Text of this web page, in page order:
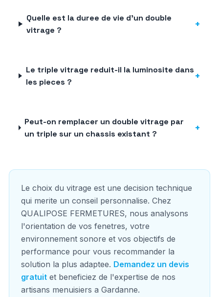
Quelle est la duree de vie d'un double
vitrage ?
+
Le triple vitrage reduit-il la luminosite dans
les pieces ?
+
Peut-on remplacer un double vitrage par
un triple sur un chassis existant ?
+
Le choix du vitrage est une decision technique
qui merite un conseil personnalise. Chez
QUALIPOSE FERMETURES, nous analysons
l'orientation de vos fenetres, votre
environnement sonore et vos objectifs de
performance pour vous recommander la
solution la plus adaptee. Demandez un devis
gratuitet beneficiez de l'expertise de nos
artisans menuisiers a Gardanne.